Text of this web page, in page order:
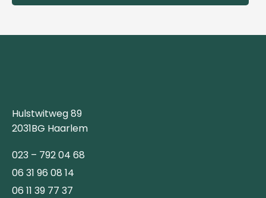
Hulstwitweg 89
2031BG Haarlem
023 – 792 04 68
06 31 96 08 14
06 11 39 77 37